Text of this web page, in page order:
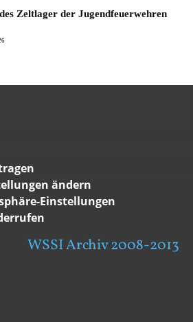
Zeltlager der Jugendfeuerwehren
ändern
Einstellungen
WSSI Archiv 2008-2013